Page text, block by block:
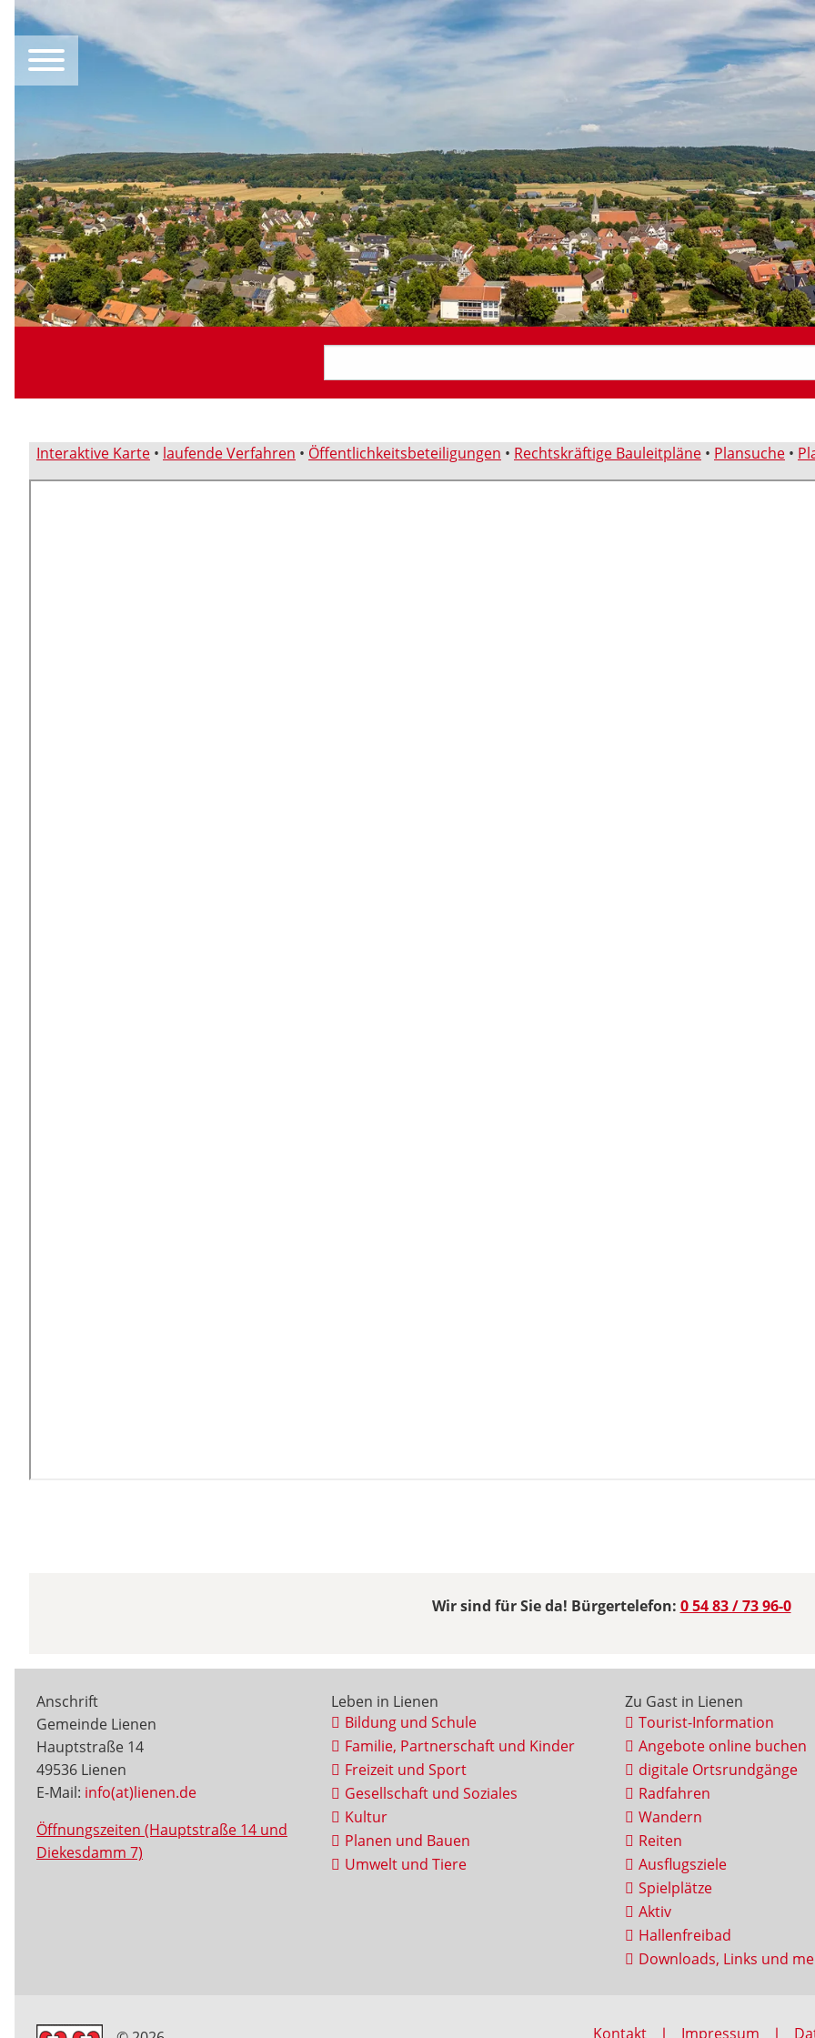
Interaktive Karte • laufende Verfahren • Öffentlichkeitsbeteiligungen • Rechtskräftige Bauleitpläne • Plansuche •
Wir sind für Sie da! Bürgertelefon: 0 54 83 / 73 96-0
Anschrift
Gemeinde Lienen
Hauptstraße 14
49536 Lienen
E-Mail: info(at)lienen.de
Öffnungszeiten (Hauptstraße 14 und
Diekesdamm 7)
Leben in Lienen
Bildung und Schule
Familie, Partnerschaft und Kinder
Freizeit und Sport
Gesellschaft und Soziales
Kultur
Planen und Bauen
Umwelt und Tiere
Zu Gast in Lienen
Tourist-Information
Angebote online buchen
digitale Ortsrundgänge
Radfahren
Wandern
Reiten
Ausflugsziele
Spielplätze
Aktiv
Hallenfreibad
Downloads, Links und
Kontakt Impressum